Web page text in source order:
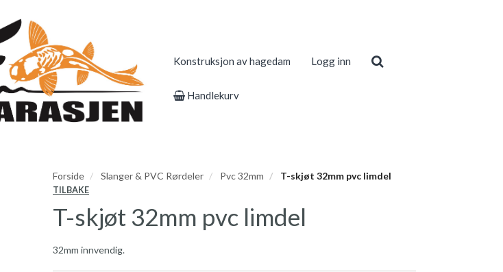
Konstruksjon av hagedam Logg inn
Handlekurv
Forside Slanger & PVC Rørdeler Pvc 32mm T-skjøt 32mm pvc limdel
TILBAKE
T-skjøt 32mm pvc limdel
32mm innvendig.